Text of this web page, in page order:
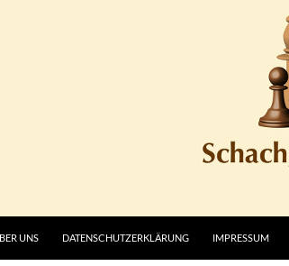
UNS DATENSCHUTZERKLÄRUNG IMPRESSUM